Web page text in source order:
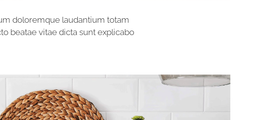
doloremque laudantium totam
beatae vitae dicta sunt explicabo